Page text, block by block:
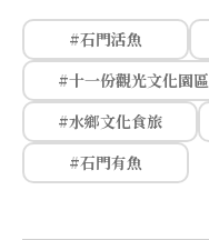
#石門活魚
#十一份觀光文化園區
#水鄉文化食旅
#石門有魚